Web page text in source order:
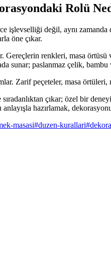
Rolü
işlevselliği değil, aynı
öne çıkar.
Gereçlerin renkleri, masa
sunar; paslanmaz çelik,
Zarif peçeteler, masa
çıkar; özel bir
anlayışla hazırlamak,
masasi#duzen-kurallari#